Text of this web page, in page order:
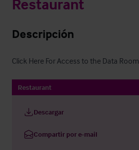
Restaurant
Descripción
Click Here For Access to the Data Room
Restaurant
Descargar
Compartir por e-mail